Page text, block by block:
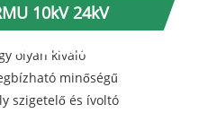
10kV 24kV
Bevezetés
olyan kiváló
minőségű
szigetelő és ívoltó